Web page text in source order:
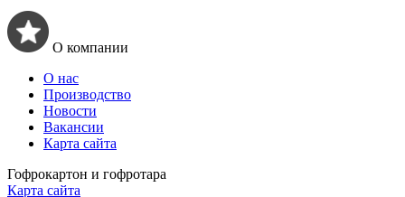
О компании
О нас
Производство
Новости
Вакансии
Карта сайта
Гофрокартон и гофротара
Карта сайта